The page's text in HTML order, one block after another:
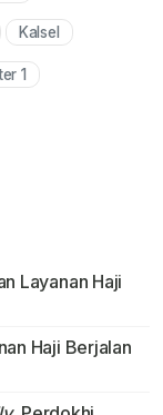
Kalsel
1
Layanan Haji
Haji Berjalan